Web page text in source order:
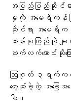
အပြည်ပြည်ဆိုင်ရာ
မှုကို အမေရိကန်ပ
ဆိုင်ရာ အမေရိက
ဆန်းစုကြည်ကို ခ
ဆက်လက်တောင်းဆိုကြ
ဩဂုတ် ၃ရက်က ဒေ
တွေ့ဆုံခဲ့တဲ့ အခြေ
ပါ။